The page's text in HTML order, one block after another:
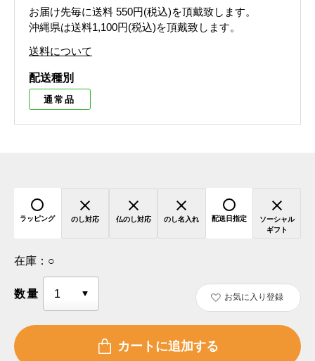
お届け先毎に送料 550円(税込)を頂戴致します。
沖縄県は送料1,100円(税込)を頂戴致します。
送料について
配送種別
通常品
ラッピング のし対応 仏のし対応 のし名入れ 配送日指定
ソーシャル
ギフト
在庫： ○
数量 お気に入り登録